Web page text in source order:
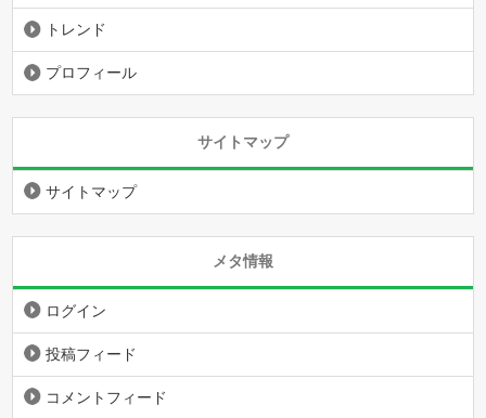
トレンド
プロフィール
サイトマップ
サイトマップ
メタ情報
ログイン
投稿フィード
コメントフィード